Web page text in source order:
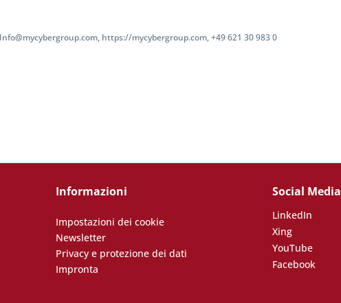
https://mycybergroup.com, +49 621 30 983 0
Informazioni
Impostazioni dei cookie
Newsletter
Privacy e protezione dei dati
Impronta
Social Media
LinkedIn
Xing
YouTube
Facebook